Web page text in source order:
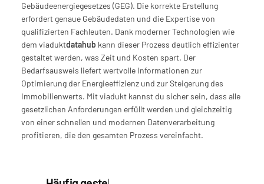
Gebäudeenergiegesetzes (GEG). Die korrekte Erstellung
erfordert genaue Gebäudedaten und die Expertise von
qualifizierten Fachleuten. Dank moderner Technologien wie
dem viaduktdatahub kann dieser Prozess deutlich effizienter
gestaltet werden, was Zeit und Kosten spart. Der
Bedarfsausweis liefert wertvolle Informationen zur
Optimierung der Energieeffizienz und zur Steigerung des
Immobilienwerts. Mit viadukt kannst du sicher sein, dass alle
gesetzlichen Anforderungen erfüllt werden und gleichzeitig
von einer schnellen und modernen Datenverarbeitung
profitieren, die den gesamten Prozess vereinfacht.